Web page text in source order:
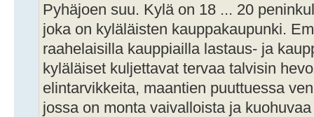
Pyhäjoen suu. Kylä on 18 ... 20
joka on kyläläisten kauppakaupunki.
raahelaisilla kauppiailla lastaus- ja
kyläläiset kuljettavat tervaa talvisin
elintarvikkeita, maantien puuttuessa
jossa on monta vaivalloista ja